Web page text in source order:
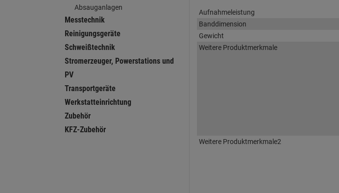
Absauganlagen
Messtechnik
Reinigungsgeräte
Schweißtechnik
Stromerzeuger, Powerstations und
PV
Transportgeräte
Werkstatteinrichtung
Zubehör
KFZ-Zubehör
Aufnahmeleistung
Banddimension
Gewicht
Weitere Produktmerkmale
Weitere Produktmerkmale2